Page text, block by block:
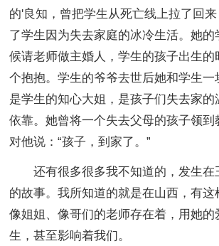
的'良知，曾把学生从死亡线上拉了回
了学生因为失去家庭的冰冷生活。她
候请老师做主婚人，学生的孩子出生的
个抱抱。学生的爷爷去世后她和学生
是学生的知心大姐，是孩子们失去家的
依靠。她曾将一个失去父母的孩子领到
对他说：“孩子，到家了。”
还有很多很多我不知道的，发生在
的故事。我所知道的就是在山西，有这
像姐姐、像哥们的老师存在着，用她的
生，甚至影响着我们。